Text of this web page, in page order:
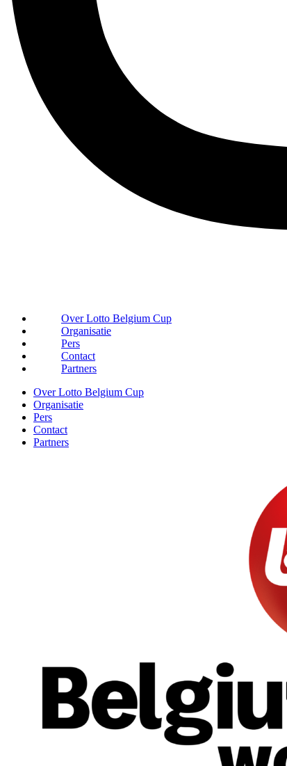
Over Lotto Belgium Cup
Organisatie
Pers
Contact
Partners
Over Lotto Belgium Cup
Organisatie
Pers
Contact
Partners